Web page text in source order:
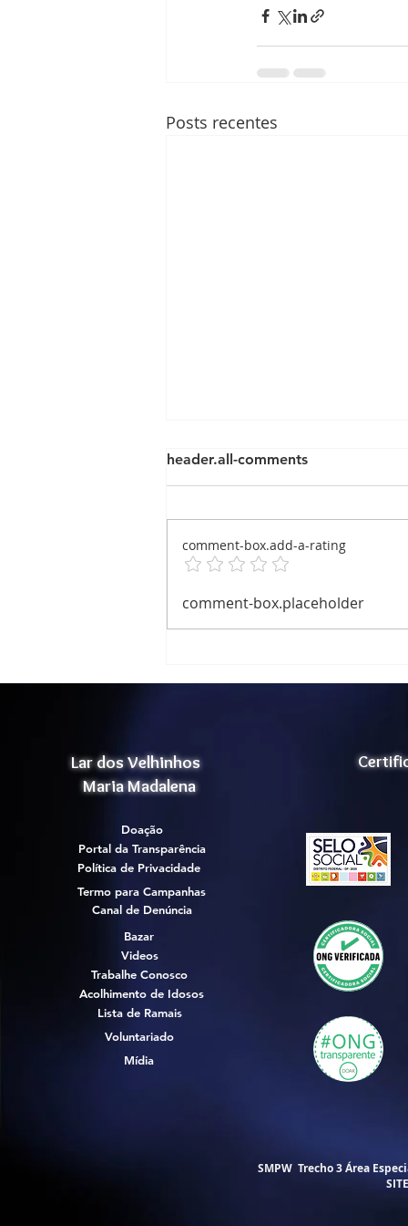
Posts recentes
Relatório de Atividade
header.all-comments
comment-box.add-a-rating
comment-box.placeholder
Lar dos Velhinhos
Maria Madalena
Doação
Portal da Transparência
Política de Privacidade
Termo para Campanhas
Canal de Denúncia
Bazar
Videos
Trabalhe Conosco
Acolhimento de Idosos
Lista de Ramais
Voluntariado
Mídia
SMPW Trecho 3 Área